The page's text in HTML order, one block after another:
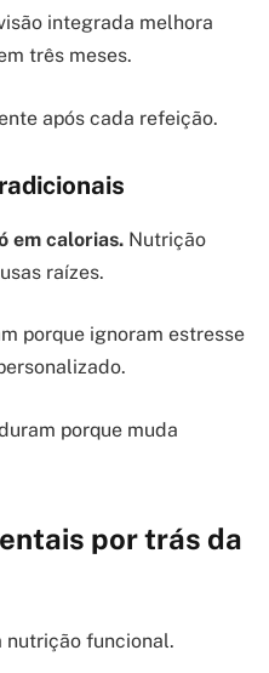
integrada melhora
três meses.
após cada refeição.
em calorias. Nutrição
raízes.
porque ignoram estresse
porque muda
por trás da
nutrição funcional.